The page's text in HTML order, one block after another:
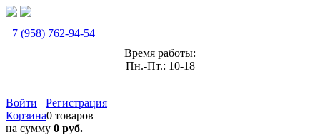
+7 (958) 762-94-54
Время работы:
Пн.-Пт.: 10-18
Войти
Регистрация
Корзина0 товаров
на сумму 0 руб.